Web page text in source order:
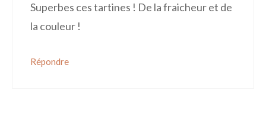
Superbes ces tartines ! De la fraicheur et de
la couleur !
Répondre